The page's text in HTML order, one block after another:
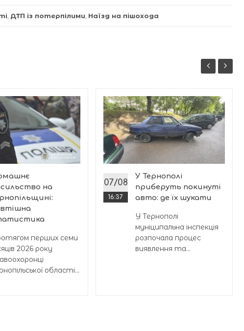
ДТП із потерпілими Наїзд на пішохода
на
перших семи
2026 року
області...
07/08
16:37
У Тернополі
приберуть покинуті
авто: де їх шукати
У Тернополі
муніципальна інспекція
розпочала процес
виявлення та...